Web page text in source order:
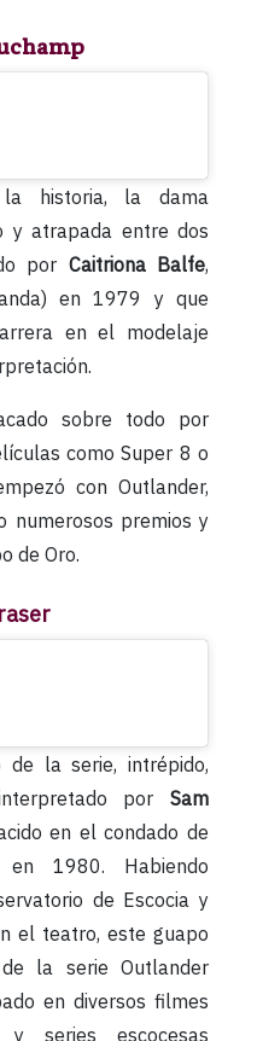
historia, la dama
y atrapada entre dos
por Caitriona Balfe,
en 1979 y que
en el modelaje
sobre todo por
como Super 8 o
con Outlander,
numerosos premios y
de Oro.
de la serie, intrépido,
por Sam
en el condado de
en 1980. Habiendo
de Escocia y
el teatro, este guapo
la serie Outlander
en diversos filmes
y series escocesas